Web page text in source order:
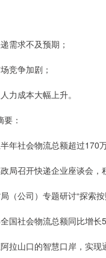
求不及预期；
争加剧；
成本大幅上升。
：
社会物流总额超过170万
召开快递企业座谈会，积
公司）专题研讨“探索按
社会物流总额同比增长
山口的智慧口岸，实现